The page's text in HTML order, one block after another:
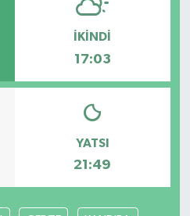
İKINDI
17:03
YATSI
21:49